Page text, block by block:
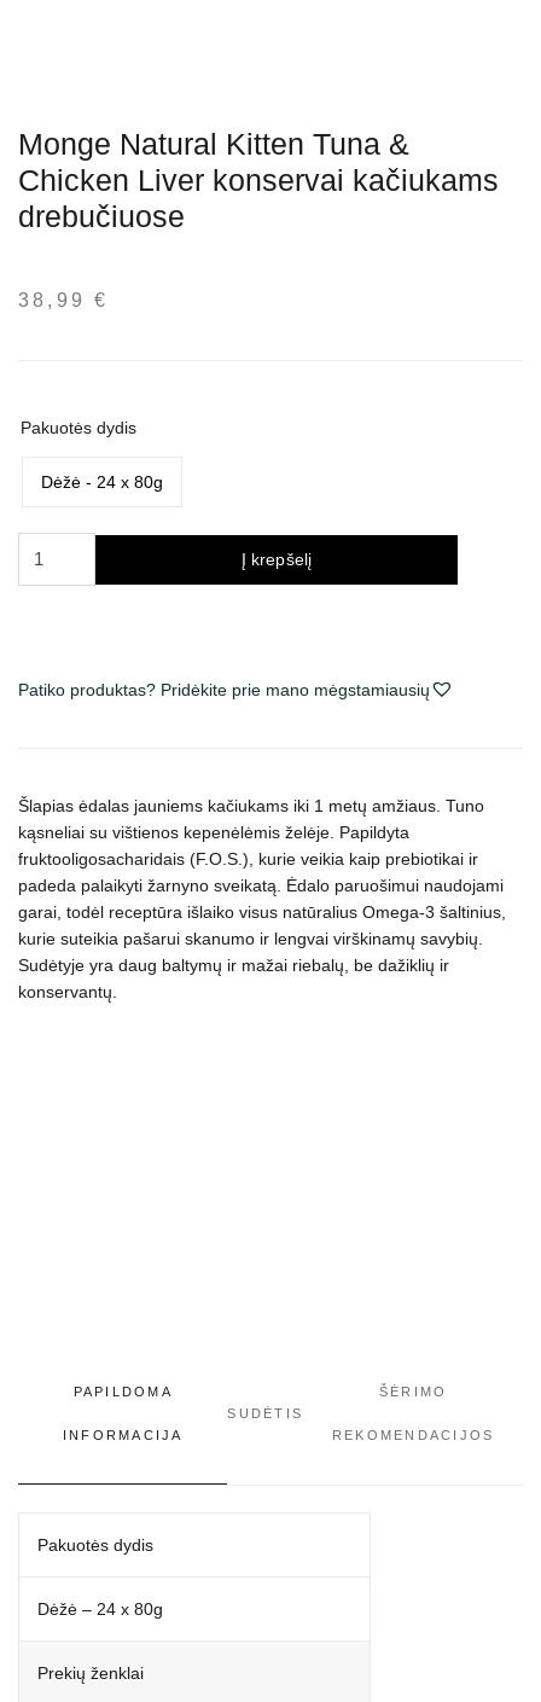
Monge Natural Kitten Tuna &
Chicken Liver konservai kačiukams
drebučiuose
38,99€
Pakuotės dydis
Dėžė - 24 x 80g
Tuna
konservai
kačiukams
drebučiuose
Į krepšelį
Patiko produktas? Pridėkite prie mano mėgstamiausių
Šlapias ėdalas jauniems kačiukams iki 1 metų amžiaus. Tuno
kąsneliai su vištienos kepenėlėmis želėje. Papildyta
fruktooligosacharidais (F.O.S.), kurie veikia kaip prebiotikai ir
padeda palaikyti žarnyno sveikatą. Ėdalo paruošimui naudojami
garai, todėl receptūra išlaiko visus natūralius Omega-3 šaltinius,
kurie suteikia pašarui skanumo ir lengvai virškinamų savybių.
Sudėtyje yra daug baltymų ir mažai riebalų, be dažiklių ir
konservantų.
PAPILDOMA
INFORMACIJA
SUDĖTIS
ŠĖRIMO
REKOMENDACIJOS
Pakuotės dydis
Dėžė – 24 x 80g
Prekių ženklai